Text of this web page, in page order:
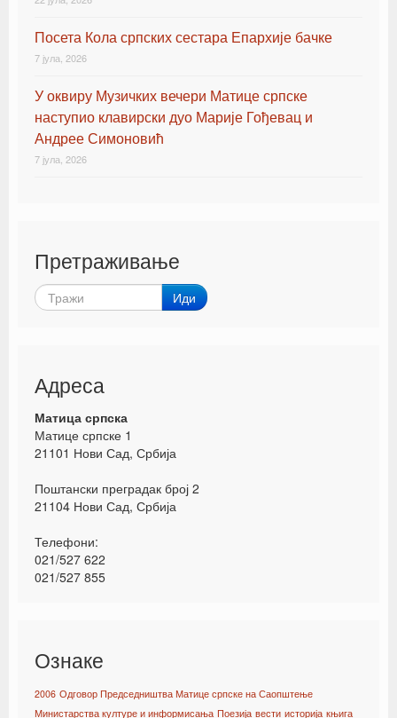
Посета Кола српских сестара Епархије бачке
7 јула, 2026
У оквиру Музичких вечери Матице српске
наступио клавирски дуо Марије Гођевац и
Андрее Симоновић
7 јула, 2026
Претраживање
Иди
Адреса
Матица српска
Матице српске 1
21101 Нови Сад, Србија
Поштански преградак број 2
21104 Нови Сад, Србија
Телефони:
021/527 622
021/527 855
Ознаке
2006 Одговор Председништва Матице српске на Саопштење
Министарства културе и информисања Поезија вести историја књига